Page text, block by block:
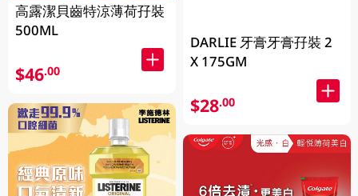
高露潔貝齒特涼薄荷孖裝
500ML
$46.00
DARLIE 牙膏牙膏孖裝 2
X 175GM
$28.00